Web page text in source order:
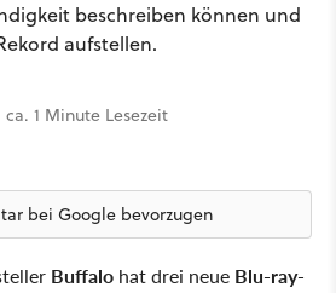
beschreiben können und
aufstellen.
ca. 1 Minute Lesezeit
bei Google bevorzugen
Buffalo hat drei neue Blu-ray-